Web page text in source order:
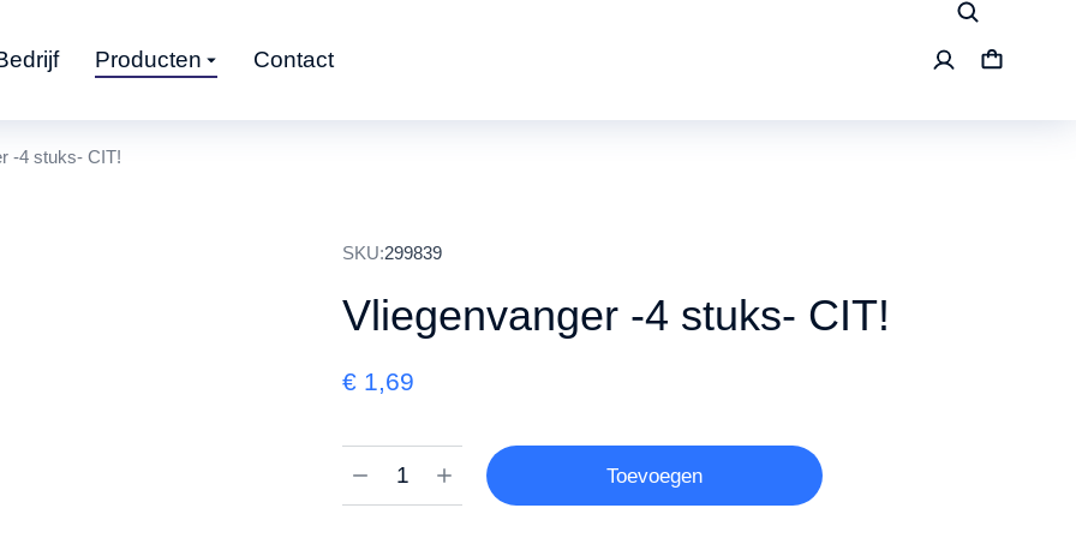
Producten Contact
-4 stuks- CIT!
SKU:299839
Vliegenvanger -4 stuks- CIT!
€ 1,69
Toevoegen